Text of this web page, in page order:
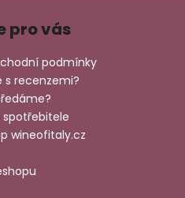
c
í
p
r
v
k
y
v
ý
p
n
í
pro vás
podmínky
s recenzemi?
wineofitaly.cz